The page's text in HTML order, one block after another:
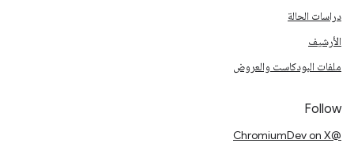
دراسات الحالة
الأرشيف
ملفات البودكاست والعروض
Follow
@ChromiumDev on X